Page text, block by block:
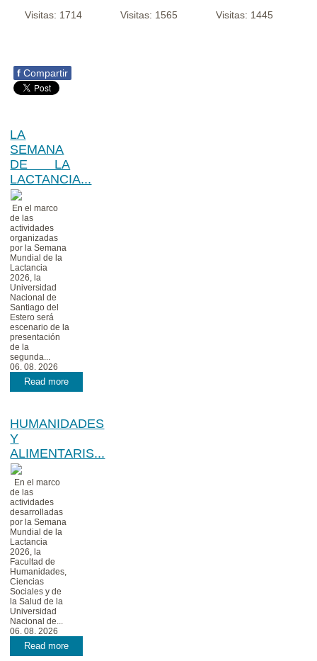
Visitas: 1714 Visitas: 1565 Visitas: 1445
f Compartir
LA
SEMANA
DE LA
LACTANCIA...
En el marco
de las
actividades
organizadas
por la Semana
Mundial de la
Lactancia
2026, la
Universidad
Nacional de
Santiago del
Estero será
escenario de la
presentación
de la
segunda...
06. 08. 2026
Read more
HUMANIDADES
Y
ALIMENTARIS...
En el marco
de las
actividades
desarrolladas
por la Semana
Mundial de la
Lactancia
2026, la
Facultad de
Humanidades,
Ciencias
Sociales y de
la Salud de la
Universidad
Nacional de...
06. 08. 2026
Read more